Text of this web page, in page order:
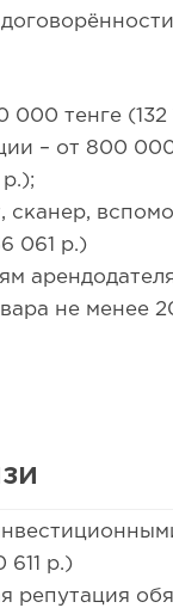
тенге (132
– от 800
р.);
сканер,
061 р.)
не менее
р.)
репутация